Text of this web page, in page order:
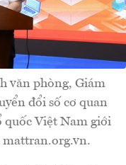
văn phòng, Giám
đổi số cơ quan
quốc Việt Nam giới